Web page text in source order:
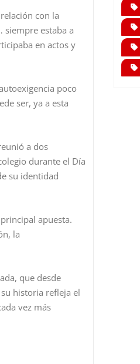
con la
siempre estaba a
en actos y
poco
ser, ya a esta
a dos
durante el Día
su identidad
apuesta.
la
que desde
historia refleja el
vez más